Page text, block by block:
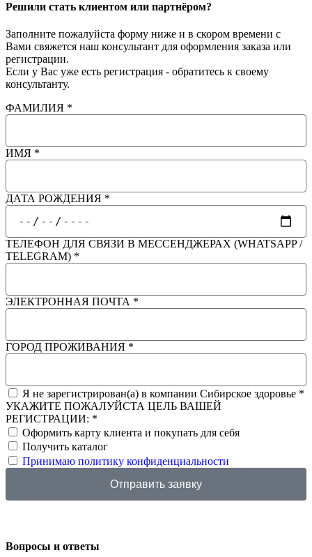
Решили стать клиентом или партнёром?
Заполните пожалуйста форму ниже и в скором времени с
Вами свяжется наш консультант для оформления заказа или
регистрации.
Если у Вас уже есть регистрация - обратитесь к своему
консультанту.
ФАМИЛИЯ *
ИМЯ *
ДАТА РОЖДЕНИЯ *
ТЕЛЕФОН ДЛЯ СВЯЗИ В МЕССЕНДЖЕРАХ (WHATSAPP /
TELEGRAM) *
ЭЛЕКТРОННАЯ ПОЧТА *
ГОРОД ПРОЖИВАНИЯ *
Я не зарегистрирован(а) в компании Сибирское здоровье *
УКАЖИТЕ ПОЖАЛУЙСТА ЦЕЛЬ ВАШЕЙ
РЕГИСТРАЦИИ: *
Оформить карту клиента и покупать для себя
Получить каталог
Принимаю политику конфиденциальности
Отправить заявку
Вопросы и ответы